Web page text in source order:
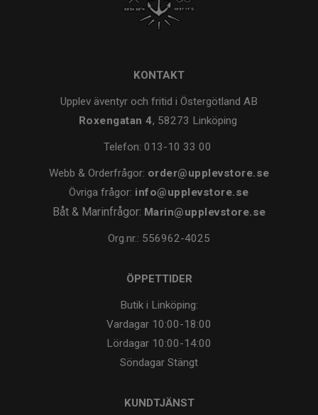
KONTAKT
Upplev äventyr och fritid i Östergötland AB
Roxengatan 4, 58273 Linköping
Telefon: 013-10 33 00
Webb & Orderfrågor: order@upplevstore.se
Övriga frågor: info@upplevstore.se
Båt & Marinfrågor: Marin@upplevstore.se
Org.nr.: 556962-4025
ÖPPETTIDER
Butik i Linköping:
Vardagar 10:00-18:00
Lördagar 10:00-14:00
Söndagar Stängt
KUNDTJÄNST